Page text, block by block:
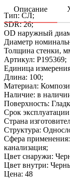
Описание
Тип: СЛ;
SDR: 26;
OD наружный
Диаметр
Толщина стенки,
Артикул: P195369;
Единица
Длина: 100;
Материал:
Наличие: в
Поверхность:
Срок
Страна
Структура:
Сфера
канализация;
Цвет снаружи:
Цвет внутри:
Цена: 48